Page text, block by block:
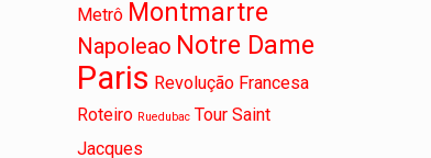
Metrô Montmartre
Napoleao Notre Dame
Paris Revolução Francesa
Roteiro Ruedubac Tour Saint
Jacques